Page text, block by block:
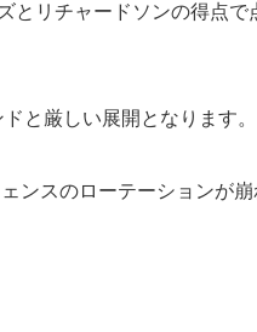
とリチャードソンの得点で
と厳しい展開となります。
ンスのローテーションが